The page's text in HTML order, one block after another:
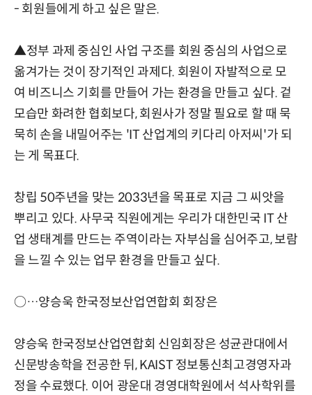
- 회원들에게 하고 싶은 말은.
▲정부 과제 중심인 사업 구조를 회원 중심의 사업으로
옮겨가는 것이 장기적인 과제다. 회원이 자발적으로 모
여 비즈니스 기회를 만들어 가는 환경을 만들고 싶다. 겉
모습만 화려한 협회보다, 회원사가 정말 필요로 할 때 묵
묵히 손을 내밀어주는 'IT 산업계의 키다리 아저씨'가 되
는 게 목표다.
창립 50주년을 맞는 2033년을 목표로 지금 그 씨앗을
뿌리고 있다. 사무국 직원에게는 우리가 대한민국 IT 산
업 생태계를 만드는 주역이라는 자부심을 심어주고, 보람
을 느낄 수 있는 업무 환경을 만들고 싶다.
○…양승욱 한국정보산업연합회 회장은
양승욱 한국정보산업연합회 신임회장은 성균관대에서
신문방송학을 전공한 뒤, KAIST 정보통신최고경영자과
정을 수료했다. 이어 광운대 경영대학원에서 석사학위를